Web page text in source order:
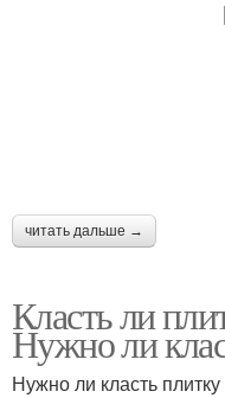
читать дальше →
Класть ли
Нужно ли
Нужно ли класть